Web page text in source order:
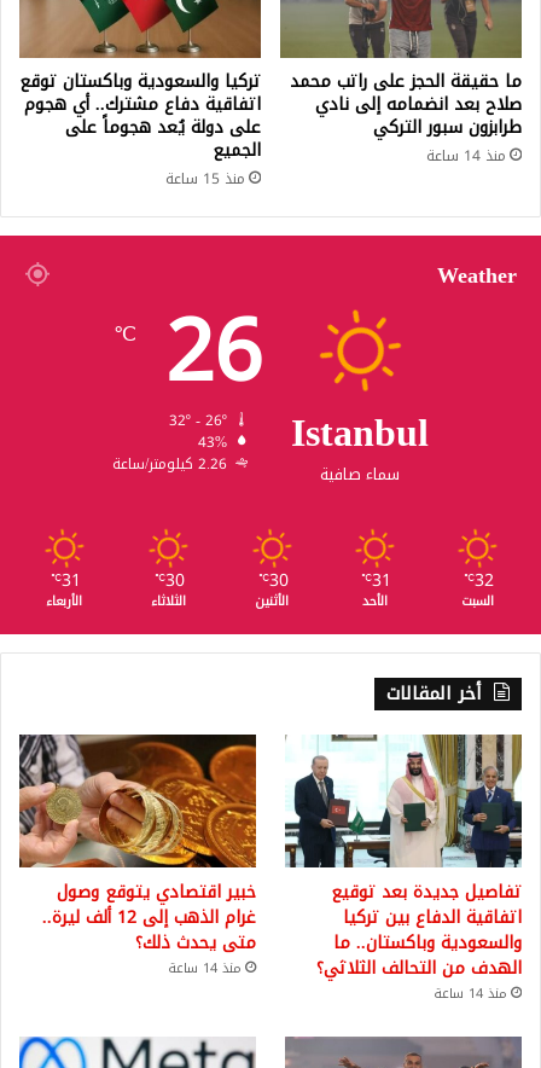
ما حقيقة الحجز على راتب محمد
صلاح بعد انضمامه إلى نادي
طرابزون سبور التركي
منذ 14 ساعة
تركيا والسعودية وباكستان توقع
اتفاقية دفاع مشترك.. أي هجوم
على دولة يُعد هجوماً على
الجميع
منذ 15 ساعة
Weather
Istanbul
سماء صافية
26
℃
43%
2.26 كيلومتر/ساعة
32
℃
السبت
31
℃
الأحد
30
℃
الأثنين
30
℃
الثلاثاء
31
℃
الأربعاء
أخر المقالات
تفاصيل جديدة بعد توقيع
اتفاقية الدفاع بين تركيا
والسعودية وباكستان.. ما
الهدف من التحالف الثلاثي؟
منذ 14 ساعة
خبير اقتصادي يتوقع وصول
غرام الذهب إلى 12 ألف ليرة..
متى يحدث ذلك؟
منذ 14 ساعة